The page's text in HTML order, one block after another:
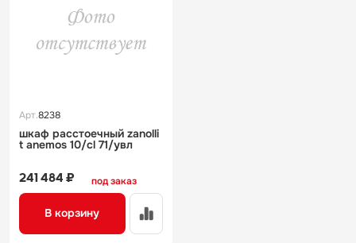
Арт.8238
шкаф расстоечный zanolli
t аnemos 10/cl 71/увл
под заказ
241 484 ₽
В корзину